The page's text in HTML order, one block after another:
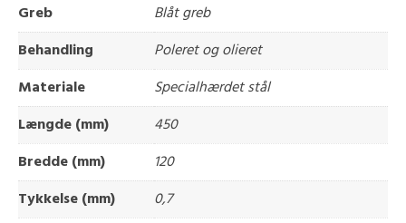
Greb
Blåt greb
Behandling
Poleret og olieret
Materiale
Specialhærdet stål
Længde (mm)
450
Bredde (mm)
120
Tykkelse (mm)
0,7